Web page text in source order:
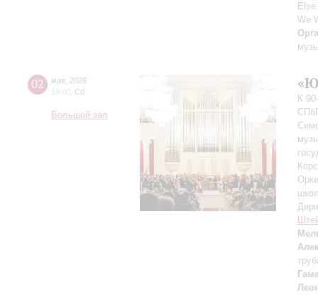
We
02 мая 2026
19:00 Сб
Большой зал
К